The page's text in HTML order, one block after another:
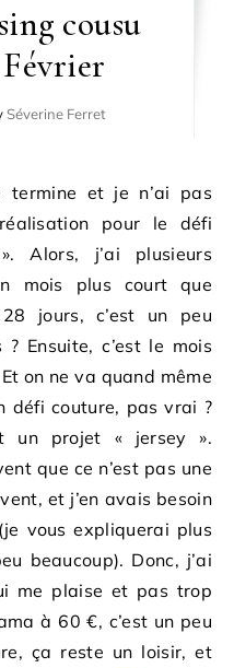
cousu
Séverine Ferret
et je n’ai pas
pour le défi
Alors, j’ai plusieurs
mois plus court que
28 jours, c’est un peu
Ensuite, c’est le mois
on ne va quand même
défi couture, pas vrai ?
un projet « jersey ».
que ce n’est pas une
et j’en avais besoin
vous expliquerai plus
beaucoup). Donc, j’ai
me plaise et pas trop
à 60 €, c’est un peu
ça reste un loisir, et